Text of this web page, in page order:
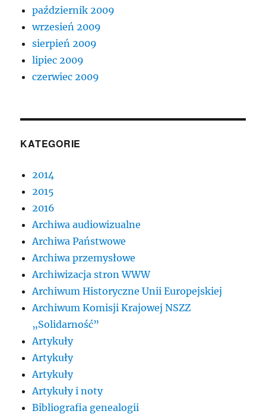
październik 2009
wrzesień 2009
sierpień 2009
lipiec 2009
czerwiec 2009
KATEGORIE
2014
2015
2016
Archiwa audiowizualne
Archiwa Państwowe
Archiwa przemysłowe
Archiwizacja stron WWW
Archiwum Historyczne Unii Europejskiej
Archiwum Komisji Krajowej NSZZ
„Solidarność”
Artykuły
Artykuły
Artykuły
Artykuły i noty
Bibliografia genealogii